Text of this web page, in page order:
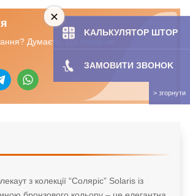
Думаєте, що товар не
з колекції “Соляріс” Solaris із
KAЛЬКУЛЯТOP ШТОР
ЗАМОВИТИ ЗBOHOK